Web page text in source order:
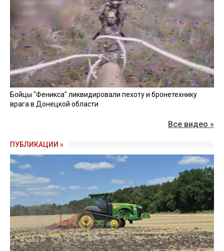
Бойцы "Феникса" ликвидировали пехоту и бронетехнику
врага в Донецкой области
Все видео »
ПУБЛИКАЦИИ »